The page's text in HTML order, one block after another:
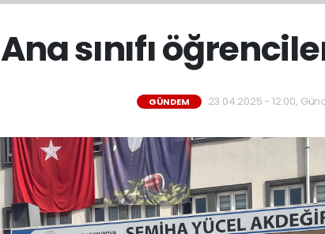
Ana sınıfı
GÜNDEM 23.04.2025 - 12:00,